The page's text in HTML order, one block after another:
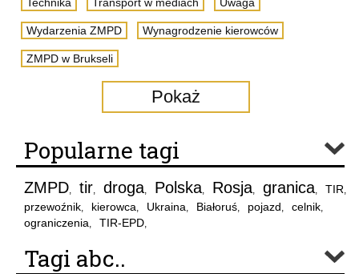
Wydarzenia ZMPD Wynagrodzenie kierowców
ZMPD w Brukseli
Pokaż
Popularne tagi
ZMPD, tir, droga, Polska, Rosja, granica, TIR,
przewoźnik, kierowca, Ukraina, Białoruś, pojazd, celnik,
ograniczenia, TIR-EPD,
Tagi abc..